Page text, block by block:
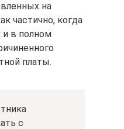
на
частично, когда
и в полном
платы.
с